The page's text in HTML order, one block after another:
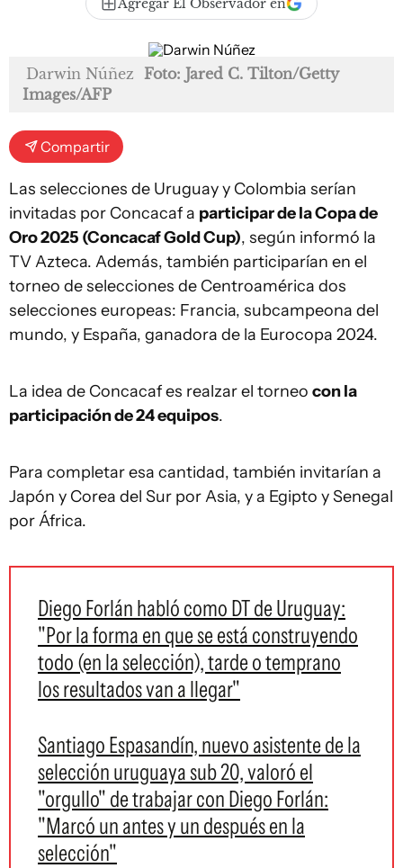
Agregar El Observador en
Darwin Núñez Foto: Jared C. Tilton/Getty
Images/AFP
Compartir
Las selecciones de Uruguay y Colombia serían
invitadas por Concacaf a participar de la Copa de
Oro 2025 (Concacaf Gold Cup), según informó la
TV Azteca. Además, también participarían en el
torneo de selecciones de Centroamérica dos
selecciones europeas: Francia, subcampeona del
mundo, y España, ganadora de la Eurocopa 2024.
La idea de Concacaf es realzar el torneo con la
participación de 24 equipos.
Para completar esa cantidad, también invitarían a
Japón y Corea del Sur por Asia, y a Egipto y Senegal
por África.
Diego Forlán habló como DT de Uruguay:
"Por la forma en que se está construyendo
todo (en la selección), tarde o temprano
los resultados van a llegar"
Santiago Espasandín, nuevo asistente de la
selección uruguaya sub 20, valoró el
"orgullo" de trabajar con Diego Forlán:
"Marcó un antes y un después en la
selección"